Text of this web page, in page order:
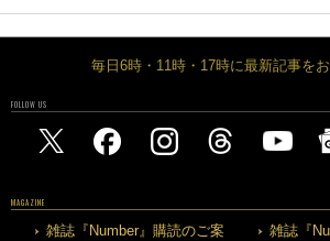
毎日6時・11時・17時に最新記事を
FOLLOW US
MAGAZINE
雑誌『Number』購読のご案
雑誌『